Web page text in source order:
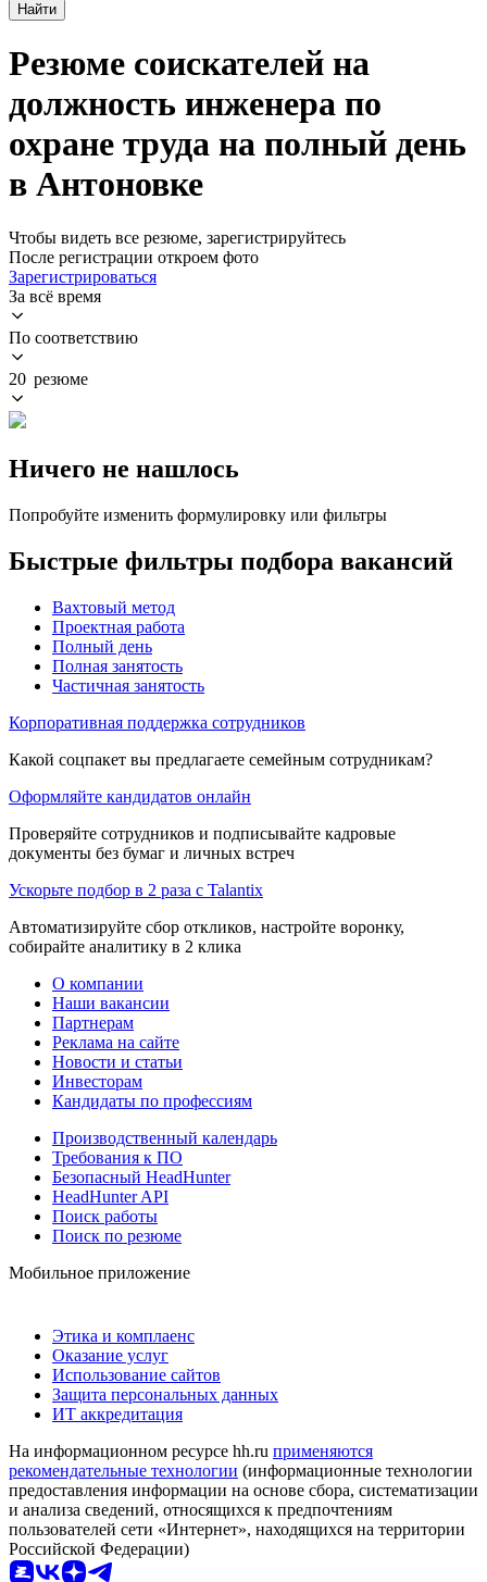
Найти
Резюме соискателей на
должность инженера по
охране труда на полный день
в Антоновке
Чтобы видеть все резюме, зарегистрируйтесь
После регистрации откроем фото
Зарегистрироваться
За всё время
По соответствию
20 резюме
Ничего не нашлось
Попробуйте изменить формулировку или фильтры
Быстрые фильтры подбора вакансий
Вахтовый метод
Проектная работа
Полный день
Полная занятость
Частичная занятость
Корпоративная поддержка сотрудников
Какой соцпакет вы предлагаете семейным сотрудникам?
Оформляйте кандидатов онлайн
Проверяйте сотрудников и подписывайте кадровые
документы без бумаг и личных встреч
Ускорьте подбор в 2 раза с Talantix
Автоматизируйте сбор откликов, настройте воронку,
собирайте аналитику в 2 клика
О компании
Наши вакансии
Партнерам
Реклама на сайте
Новости и статьи
Инвесторам
Кандидаты по профессиям
Производственный календарь
Требования к ПО
Безопасный HeadHunter
HeadHunter API
Поиск работы
Поиск по резюме
Мобильное приложение
Этика и комплаенс
Оказание услуг
Использование сайтов
Защита персональных данных
ИТ аккредитация
На информационном ресурсе hh.ru применяются
рекомендательные технологии (информационные технологии
предоставления информации на основе сбора, систематизации
и анализа сведений, относящихся к предпочтениям
пользователей сети «Интернет», находящихся на территории
Российской Федерации)